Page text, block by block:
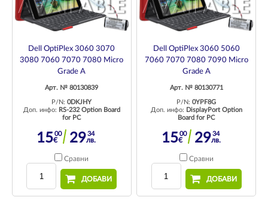
Dell OptiPlex 3060 3070
3080 7060 7070 7080 Micro
Grade A
Арт. № 80130839
P/N:0DKJHY
Доп. инфо: RS-232 Option Board
for PC
1500
€ 2934
лв.
Сравни
ДОБАВИ
Dell OptiPlex 3060 5060
7060 7070 7080 7090 Micro
Grade A
Арт. № 80130771
P/N:0YPF8G
Доп. инфо: DisplayPort Option
Board for PC
1500
€ 2934
лв.
Сравни
ДОБАВИ